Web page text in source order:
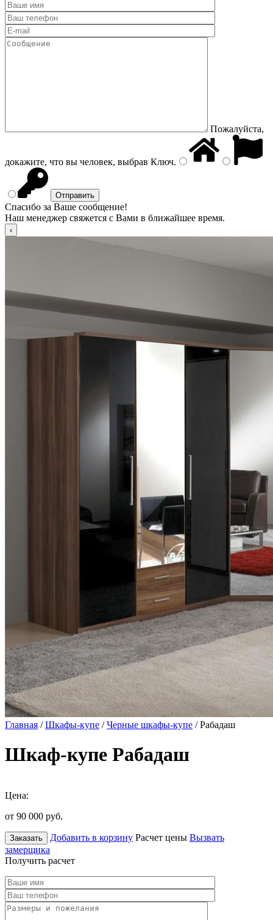
Пожалуйста,
докажите, что вы человек, выбрав Ключ.
Спасибо за Ваше сообщение!
Наш менеджер свяжется с Вами в ближайшее время.
Главная /Шкафы-купе /Черные шкафы-купе / Рабадаш
Шкаф-купе Рабадаш
Цена:
от 90 000 руб.
Заказать Добавить в корзину Расчет цены Вызвать
замерщика
Получить расчет